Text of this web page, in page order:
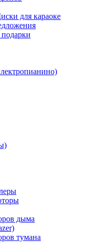
для караоке
дыма
тумана